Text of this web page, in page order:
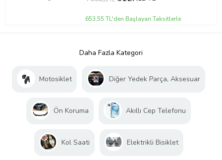
653,55 TL'den Başlayan Taksitlerle
Daha Fazla Kategori
Motosiklet Diğer Yedek Parça, Aksesuar
Ön Koruma Akıllı Cep Telefonu
Kol Saati Elektrikli Bisiklet